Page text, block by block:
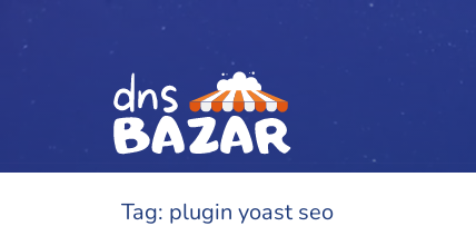
Tag: plugin yoast seo